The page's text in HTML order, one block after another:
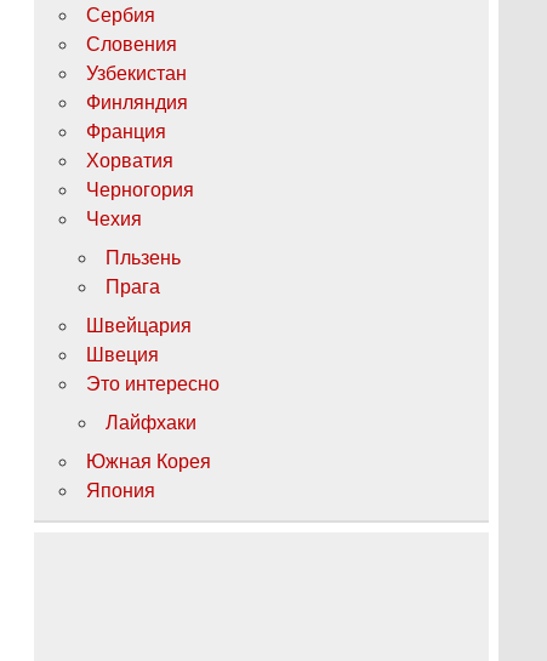
Сербия
Словения
Узбекистан
Финляндия
Франция
Хорватия
Черногория
Чехия
Пльзень
Прага
Швейцария
Швеция
Это интересно
Лайфхаки
Южная Корея
Япония